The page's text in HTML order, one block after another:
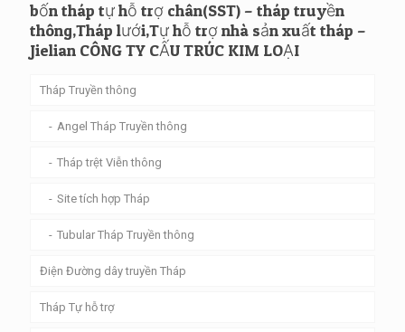
bốn tháp tự hỗ trợ chân(SST) – tháp truyền
thông,Tháp lưới,Tự hỗ trợ nhà sản xuất tháp –
Jielian CÔNG TY CẤU TRÚC KIM LOẠI
Tháp Truyền thông
Angel Tháp Truyền thông
Tháp trệt Viễn thông
Site tích hợp Tháp
Tubular Tháp Truyền thông
Điện Đường dây truyền Tháp
Tháp Tự hỗ trợ